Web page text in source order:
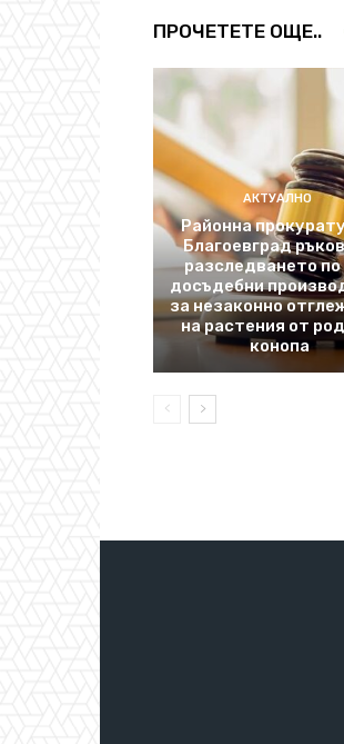
ПРОЧЕТЕТЕ ОЩЕ..
АКТУАЛНО
Районна
Благоевград
разследването
досъдебни
за незаконно
на растения от
конопа